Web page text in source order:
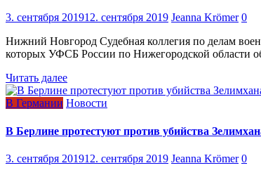
3. сентября 201912. сентября 2019 Jeanna Krömer 0
Нижний Новгород Судебная коллегия по делам
которых УФСБ России по Нижегородской области
Читать далее
В Германии Новости
В Берлине протестуют против убийства
3. сентября 201912. сентября 2019 Jeanna Krömer 0